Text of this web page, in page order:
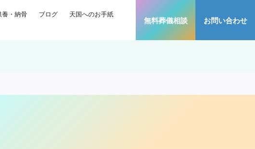
養・納骨 ブログ 天国へのお手紙
無料葬儀相談 お問い合わせ